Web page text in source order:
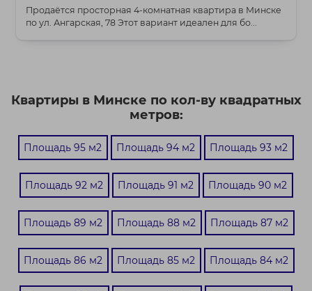
Продаётся просторная 4-комнатная квартира в Минске
по ул. Ангарская, 78 Этот вариант идеален для бо...
Квартиры в Минске по кол-ву квадратных
метров:
Площадь 95 м2 Площадь 94 м2 Площадь 93 м2
Площадь 92 м2 Площадь 91 м2 Площадь 90 м2
Площадь 89 м2 Площадь 88 м2 Площадь 87 м2
Площадь 86 м2 Площадь 85 м2 Площадь 84 м2